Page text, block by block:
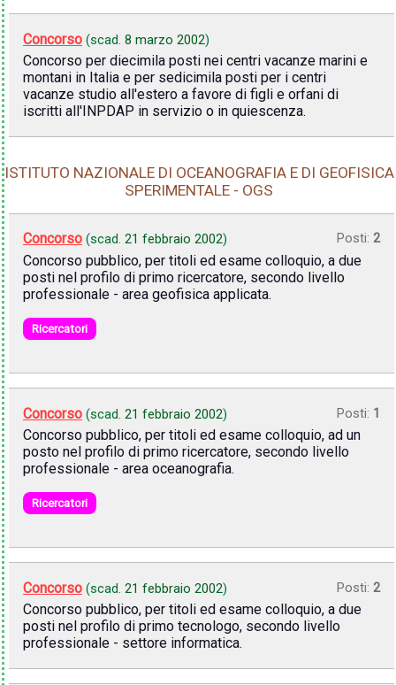
Concorso (scad. 8 marzo 2002)
Concorso per diecimila posti nei centri vacanze marini e
montani in Italia e per sedicimila posti per i centri
vacanze studio all'estero a favore di figli e orfani di
iscritti all'INPDAP in servizio o in quiescenza.
ISTITUTO NAZIONALE DI OCEANOGRAFIA E DI GEOFISICA
SPERIMENTALE - OGS
Concorso (scad. 21 febbraio 2002) Posti: 2
Concorso pubblico, per titoli ed esame colloquio, a due
posti nel profilo di primo ricercatore, secondo livello
professionale - area geofisica applicata.
Ricercatori
Concorso (scad. 21 febbraio 2002) Posti: 1
Concorso pubblico, per titoli ed esame colloquio, ad un
posto nel profilo di primo ricercatore, secondo livello
professionale - area oceanografia.
Ricercatori
Concorso (scad. 21 febbraio 2002) Posti: 2
Concorso pubblico, per titoli ed esame colloquio, a due
posti nel profilo di primo tecnologo, secondo livello
professionale - settore informatica.